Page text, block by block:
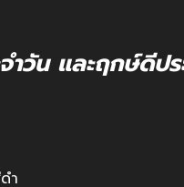
ำวัน และฤกษ์ดีป
ำ